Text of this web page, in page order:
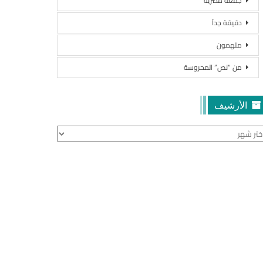
دقيقة جداً
ملهمون
من “نص” المحروسة
الأرشيف